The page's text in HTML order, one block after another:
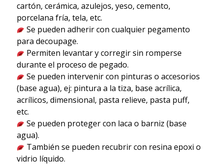
cartón, cerámica, azulejos, yeso, cemento,
porcelana fría, tela, etc.
Se pueden adherir con cualquier pegamento
para decoupage.
Permiten levantar y corregir sin romperse
durante el proceso de pegado.
Se pueden intervenir con pinturas o accesorios
(base agua), ej: pintura a la tiza, base acrílica,
acrílicos, dimensional, pasta relieve, pasta puff,
etc.
Se pueden proteger con laca o barniz (base
agua).
También se pueden recubrir con resina epoxi o
vidrio líquido.